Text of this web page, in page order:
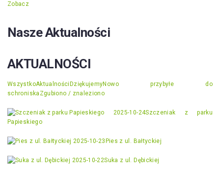
Zobacz
Nasze Aktualności
AKTUALNOŚCI
WszystkoAktualności DziękujemyNowo przybyłe do
schroniska Zgubiono / znaleziono
2025-10-24Szczeniak z parku
Papieskiego
2025-10-23 Pies z ul. Bałtyckiej
2025-10-22Suka z ul. Dębickiej